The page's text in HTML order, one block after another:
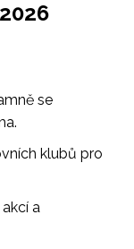
se
klubů pro
a